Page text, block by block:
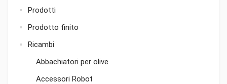
Prodotti
Prodotto finito
Ricambi
Abbachiatori per olive
Accessori Robot